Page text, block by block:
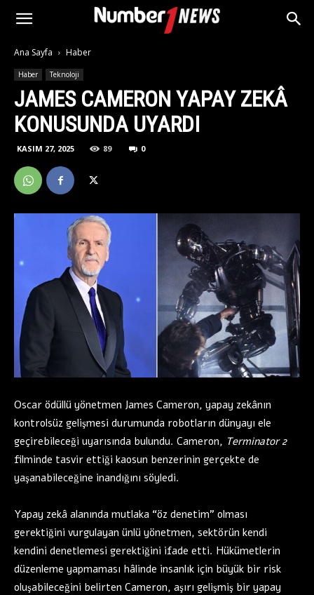
Ana Sayfa Haber
Haber Teknoloji
JAMES CAMERON YAPAY ZEKÂ
KONUSUNDA UYARDI
KASIM 27, 2025 89 0
Oscar ödüllü yönetmen James Cameron, yapay zekânın
kontrolsüz gelişmesi durumunda robotların dünyayı ele
geçirebileceği uyarısında bulundu. Cameron, Terminator 2
filminde tasvir ettiği kaosun benzerinin gerçekte de
yaşanabileceğine inandığını söyledi.
Yapay zekâ alanında mutlaka “öz denetim” olması
gerektiğini vurgulayan ünlü yönetmen, sektörün kendi
kendini denetlemesi gerektiğini ifade etti. Hükümetlerin
düzenleme yapmaması hâlinde insanlık için büyük bir risk
oluşabileceğini belirten Cameron, aşırı gelişmiş bir yapay